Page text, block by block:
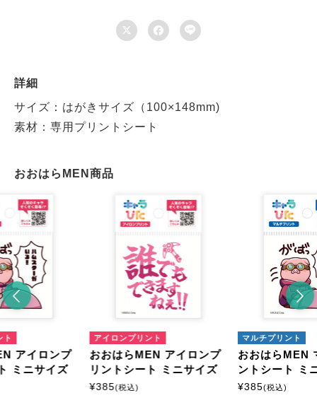
  
詳細
サイズ：はがきサイズ（100×148mm)
素材：専用プリントシート
おおはらMEN商品
ト
アイロンプ
ミニサイズ
アイロンプリント
おおはらMEN アイロンプ
リントシート ミニサイズ
¥385(税込)
マルチプリント
おおはらMEN
ントシート ミ
¥385(税込)